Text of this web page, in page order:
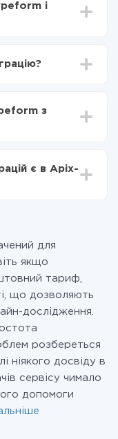
і
Typeform в
з
середньому
з
які за фактом
в іншу через
є в Apix-
для
якщо
тариф,
що дозволяють
дослідження.
розбереться
ніякого досвіду в
сервісу чимало
допомоги